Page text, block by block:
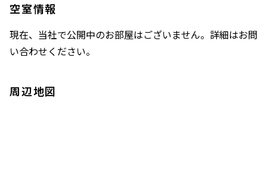
空室情報
現在、当社で公開中のお部屋はございません。詳細はお問
い合わせください。
周辺地図